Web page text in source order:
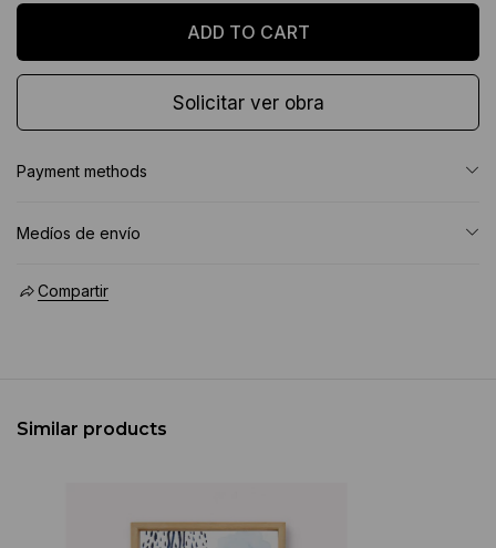
Solicitar ver obra
Payment methods
Medíos de envío
Compartir
Similar products